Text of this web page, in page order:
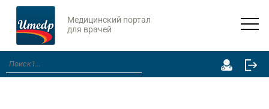
Медицинский портал
для врачей